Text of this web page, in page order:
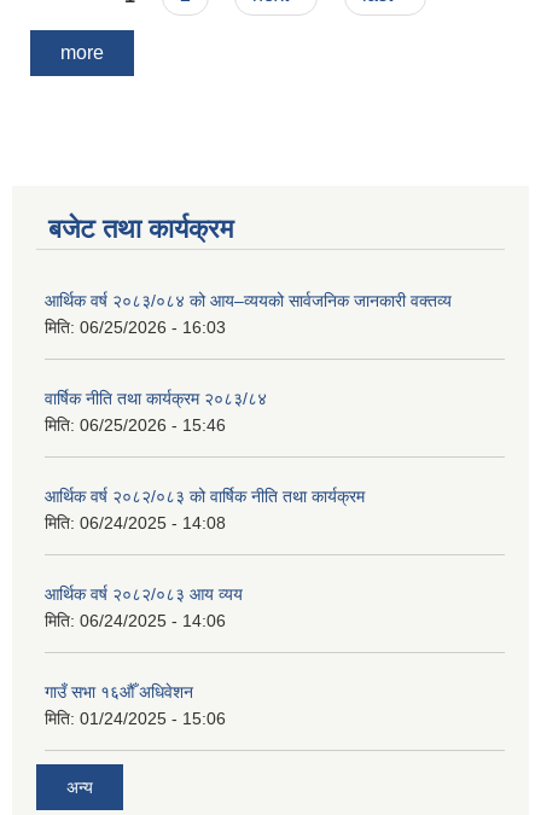
more
बजेट तथा कार्यक्रम
आर्थिक वर्ष २०८३/०८४ को आय–व्ययको सार्वजनिक जानकारी वक्तव्य
मिति: 06/25/2026 - 16:03
वार्षिक नीति तथा कार्यक्रम २०८३/८४
मिति: 06/25/2026 - 15:46
आर्थिक वर्ष २०८२/०८३ को वार्षिक नीति तथा कार्यक्रम
मिति: 06/24/2025 - 14:08
आर्थिक वर्ष २०८२/०८३ आय व्यय
मिति: 06/24/2025 - 14:06
गाउँ सभा १६औँ अधिवेशन
मिति: 01/24/2025 - 15:06
अन्य